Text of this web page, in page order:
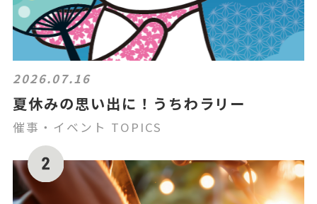
2026.07.16
夏休みの思い出に！うちわラリー
催事・イベント TOPICS